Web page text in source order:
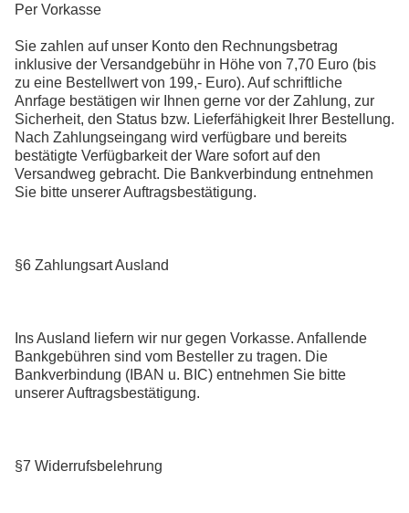
Per Vorkasse
Sie zahlen auf unser Konto den Rechnungsbetrag
inklusive der Versandgebühr in Höhe von 7,70 Euro (bis
zu eine Bestellwert von 199,- Euro). Auf schriftliche
Anrfage bestätigen wir Ihnen gerne vor der Zahlung, zur
Sicherheit, den Status bzw. Lieferfähigkeit Ihrer Bestellung.
Nach Zahlungseingang wird verfügbare und bereits
bestätigte Verfügbarkeit der Ware sofort auf den
Versandweg gebracht. Die Bankverbindung entnehmen
Sie bitte unserer Auftragsbestätigung.
§6 Zahlungsart Ausland
Ins Ausland liefern wir nur gegen Vorkasse. Anfallende
Bankgebühren sind vom Besteller zu tragen. Die
Bankverbindung (IBAN u. BIC) entnehmen Sie bitte
unserer Auftragsbestätigung.
§7 Widerrufsbelehrung